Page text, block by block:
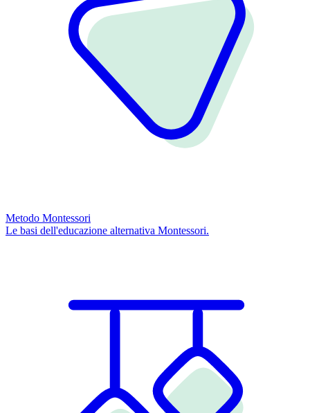
Metodo Montessori
Le basi dell'educazione alternativa Montessori.